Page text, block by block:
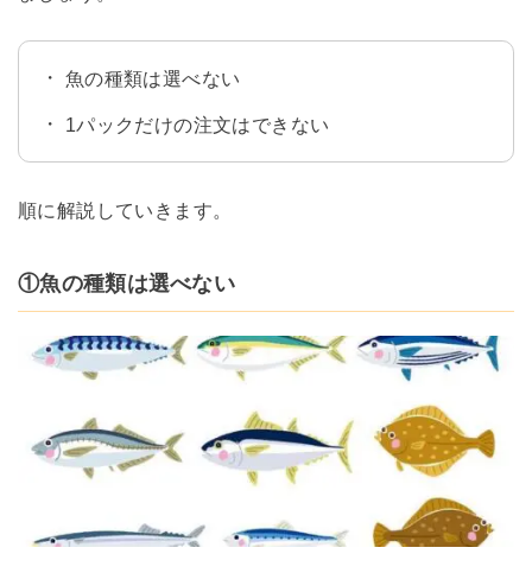
魚の種類は選べない
1パックだけの注文はできない
順に解説していきます。
①魚の種類は選べない